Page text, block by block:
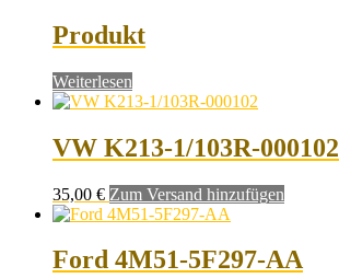
Produkt
Weiterlesen
VW K213-1/103R-000102
35,00 € Zum Versand hinzufügen
Ford 4M51-5F297-AA